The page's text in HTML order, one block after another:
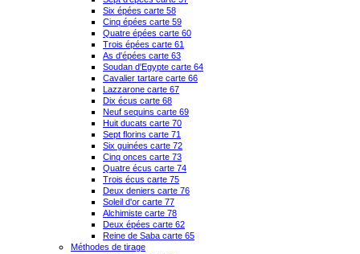
Six épées carte 58
Cinq épées carte 59
Quatre épées carte 60
Trois épées carte 61
As d'épées carte 63
Soudan d'Egypte carte 64
Cavalier tartare carte 66
Lazzarone carte 67
Dix écus carte 68
Neuf sequins carte 69
Huit ducats carte 70
Sept florins carte 71
Six guinées carte 72
Cinq onces carte 73
Quatre écus carte 74
Trois écus carte 75
Deux deniers carte 76
Soleil d'or carte 77
Alchimiste carte 78
Deux épées carte 62
Reine de Saba carte 65
Méthodes de tirage